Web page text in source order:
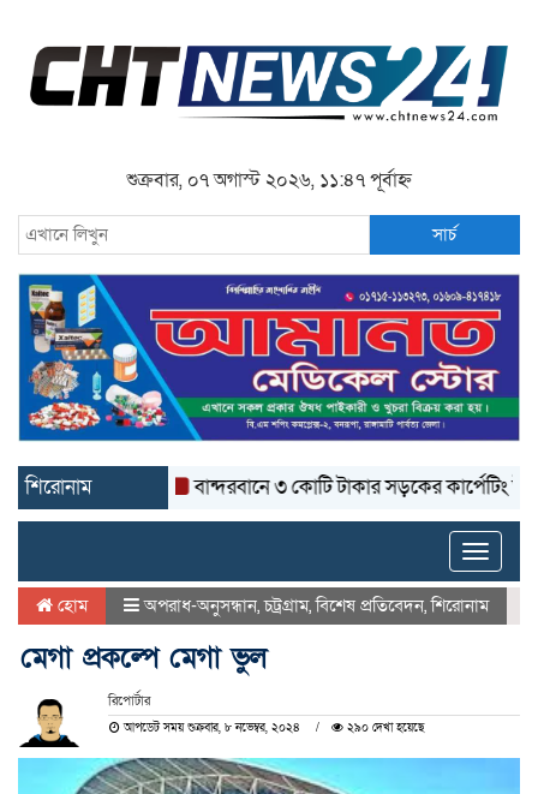
শুক্রবার, ০৭ অগাস্ট ২০২৬, ১১:৪৭ পূর্বাহ্ন
সার্চ
শিরোনাম বান্দরবানে ৩ কোটি টাকার সড়কের কার্পেটিং উঠে যাচ্ছে
Toggle
হোম অপরাধ-অনুসন্ধান,চট্রগ্রাম,বিশেষ প্রতিবেদন,শিরোনাম
মেগা প্রকল্পে মেগা ভুল
রিপোর্টার
আপডেট সময় শুক্রবার, ৮ নভেম্বর, ২০২৪ ২৯০ দেখা হয়েছে